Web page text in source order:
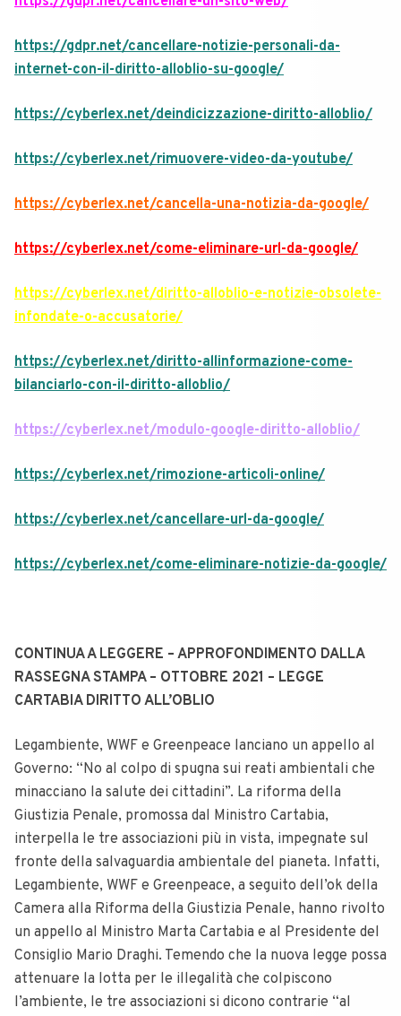
https://gdpr.net/cancellare-notizie-personali-da-
internet-con-il-diritto-alloblio-su-google/
https://cyberlex.net/deindicizzazione-diritto-alloblio/
https://cyberlex.net/rimuovere-video-da-youtube/
https://cyberlex.net/cancella-una-notizia-da-google/
https://cyberlex.net/come-eliminare-url-da-google/
https://cyberlex.net/diritto-alloblio-e-notizie-obsolete-
infondate-o-accusatorie/
https://cyberlex.net/diritto-allinformazione-come-
bilanciarlo-con-il-diritto-alloblio/
https://cyberlex.net/modulo-google-diritto-alloblio/
https://cyberlex.net/rimozione-articoli-online/
https://cyberlex.net/cancellare-url-da-google/
https://cyberlex.net/come-eliminare-notizie-da-google/
CONTINUA A LEGGERE – APPROFONDIMENTO DALLA
RASSEGNA STAMPA – OTTOBRE 2021 – LEGGE
CARTABIA DIRITTO ALL’OBLIO
Legambiente, WWF e Greenpeace lanciano un appello al
Governo: “No al colpo di spugna sui reati ambientali che
minacciano la salute dei cittadini”. La riforma della
Giustizia Penale, promossa dal Ministro Cartabia,
interpella le tre associazioni più in vista, impegnate sul
fronte della salvaguardia ambientale del pianeta. Infatti,
Legambiente, WWF e Greenpeace, a seguito dell’ok della
Camera alla Riforma della Giustizia Penale, hanno rivolto
un appello al Ministro Marta Cartabia e al Presidente del
Consiglio Mario Draghi. Temendo che la nuova legge possa
attenuare la lotta per le illegalità che colpiscono
l’ambiente, le tre associazioni si dicono contrarie “al